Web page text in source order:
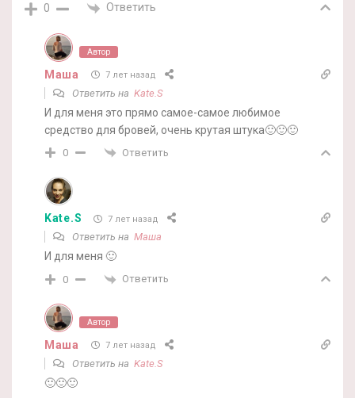
0 Ответить
Автор
Маша 7 лет назад
Ответить на Kate.S
И для меня это прямо самое-самое любимое
средство для бровей, очень крутая штука🙂🙂🙂
0 Ответить
Kate.S 7 лет назад
Ответить на Маша
И для меня 🙂
0 Ответить
Автор
Маша 7 лет назад
Ответить на Kate.S
🙂🙂🙂